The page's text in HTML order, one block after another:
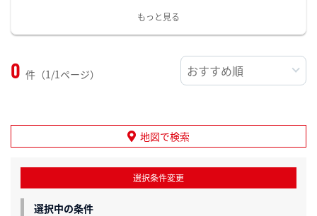
もっと見る
0 件（1/1ページ）
地図で検索
選択条件変更
選択中の条件